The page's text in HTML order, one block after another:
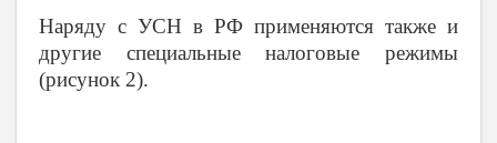
Наряду с УСН в РФ применяются также и
другие специальные налоговые режимы
(рисунок 2).